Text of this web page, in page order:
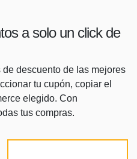
a solo un click de
descuento de las mejores
tu cupón, copiar el
elegido. Con
tus compras.